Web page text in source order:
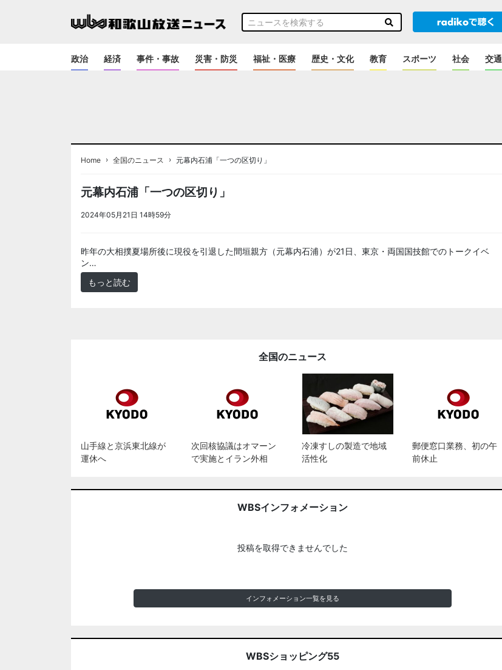
政治 経済 事件・事故 災害・防災 福祉・医療 歴史・文化 教育 スポーツ 社会 交通
Home › 全国のニュース › 元幕内石浦「一つの区切り」
元幕内石浦「一つの区切り」
2024年05月21日 14時59分
昨年の大相撲夏場所後に現役を引退した間垣親方（元幕内石浦）が21日、東京・両国国技館でのトークイベ
ン…
もっと読む
全国のニュース
山手線と京浜東北線が
運休へ
次回核協議はオマーン
で実施とイラン外相
冷凍すしの製造で地域
活性化
郵便窓口業務、初の午
前休止
WBSインフォメーション
投稿を取得できませんでした
インフォメーション一覧を見る
WBSショッピング55